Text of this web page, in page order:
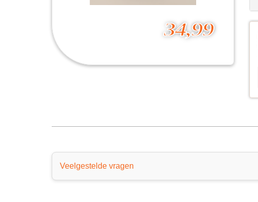
34,99
Veelgestelde vragen